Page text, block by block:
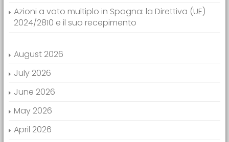
Azioni a voto multiplo in Spagna: la Direttiva (UE)
2024/2810 e il suo recepimento
August 2026
July 2026
June 2026
May 2026
April 2026